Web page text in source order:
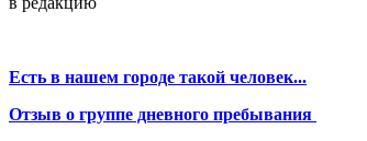
Есть в нашем городе такой человек...
Отзыв о группе дневного пребывания